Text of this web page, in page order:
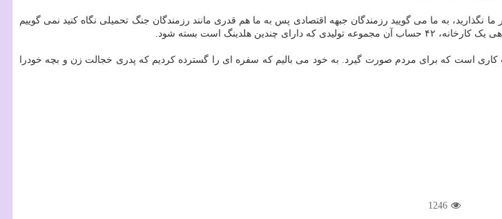
نگذارید، به ما می گویید رزمندگان جبهه اقتصادی پس به ما هم قدری مانند رزمندگان جنگ تحمیلی نگاه کنید نمی گوییم
است که برای مردم صورت گیرد. به خود می بالیم که سفره ای را گسترده کردیم که پدری خجالت زن و بچه خودرا
1246